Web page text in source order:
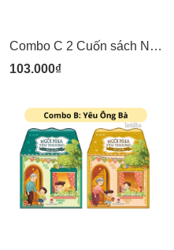
Combo C 2 Cuốn sách Ngôi nhà yêu thương - Con là bé ngoan + Con là tất cả - Kim Đồng
103.000₫